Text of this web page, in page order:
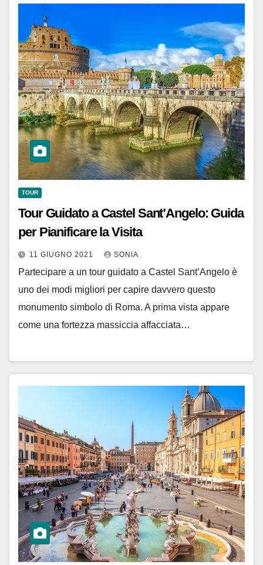
TOUR
Tour Guidato a Castel Sant’Angelo: Guida
per Pianificare la Visita
11 GIUGNO 2021 SONIA
Partecipare a un tour guidato a Castel Sant’Angelo è
uno dei modi migliori per capire davvero questo
monumento simbolo di Roma. A prima vista appare
come una fortezza massiccia affacciata…